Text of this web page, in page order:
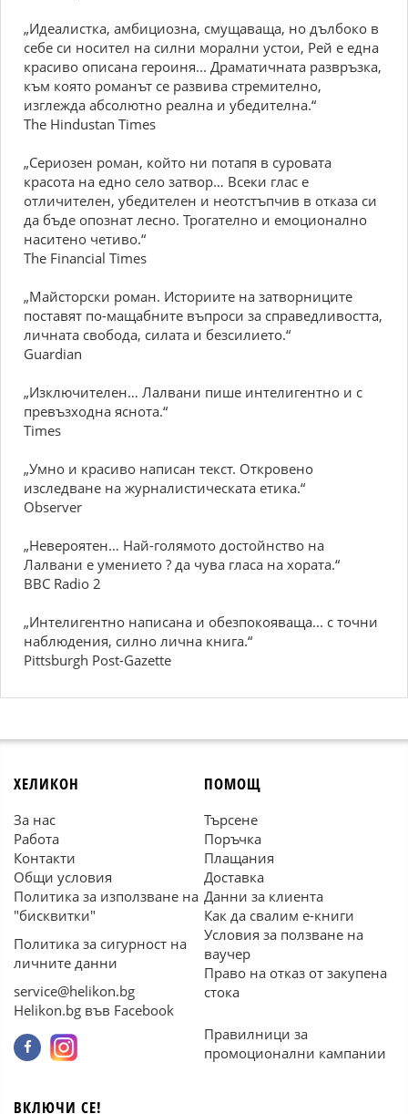
„Идеалистка, амбициозна, смущаваща, но дълбоко в
себе си носител на силни морални устои, Рей е една
красиво описанa героиня... Драматичната развръзка,
към която романът се развива стремително,
изглежда абсолютно реална и убедителна.“
The Hindustan Times
„Сериозен роман, който ни потапя в суровата
красота на едно село затвор… Всеки глас е
отличителен, убедителен и неотстъпчив в отказа си
да бъде опознат лесно. Трогателно и емоционално
наситено четиво.“
The Financial Times
„Майсторски роман. Историите на затворниците
поставят по-мащабните въпроси за справедливостта,
личната свобода, силата и безсилието.“
Guardian
„Изключителен… Лалвани пише интелигентно и с
превъзходна яснота.“
Times
„Умно и красиво написан текст. Откровено
изследване на журналистическата етика.“
Observer
„Невероятен… Най-голямото достойнство на
Лалвани е умението ? да чува гласа на хората.“
BBC Radio 2
„Интелигентно написана и обезпокояваща... с точни
наблюдения, силно лична книга.“
Pittsburgh Post-Gazette
ХЕЛИКОН
За нас
Работа
Контакти
Общи условия
Политика за използване на
"бисквитки"
Политика за сигурност на
личните данни
service@helikon.bg
Helikon.bg във Facebook
ПОМОЩ
Търсене
Поръчка
Плащания
Доставка
Данни за клиента
Как да свалим е-книги
Условия за ползване на
ваучер
Право на отказ от закупена
стока
Правилници за
промоционални кампании
ВКЛЮЧИ СЕ!